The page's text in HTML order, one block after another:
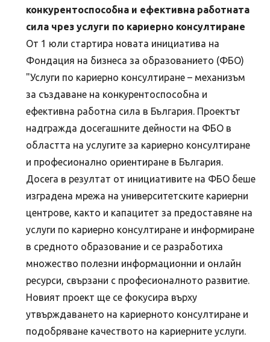
конкурентоспособна и ефективна работната
сила чрез услуги по кариерно консултиране
От 1 юли стартира новата инициатива на
Фондация на бизнеса за образованието (ФБО)
"Услуги по кариерно консултиране – механизъм
за създаване на конкурентоспособна и
ефективна работна сила в България. Проектът
надгражда досегашните дейности на ФБО в
областта на услугите за кариерно консултиране
и професионално ориентиране в България.
Досега в резултат от инициативите на ФБО беше
изградена мрежа на университетските кариерни
центрове, както и капацитет за предоставяне на
услуги по кариерно консултиране и информиране
в средното образование и се разработиха
множество полезни информационни и онлайн
ресурси, свързани с професионалното развитие.
Новият проект ще се фокусира върху
утвърждаването на кариерното консултиране и
подобряване качеството на кариерните услуги.